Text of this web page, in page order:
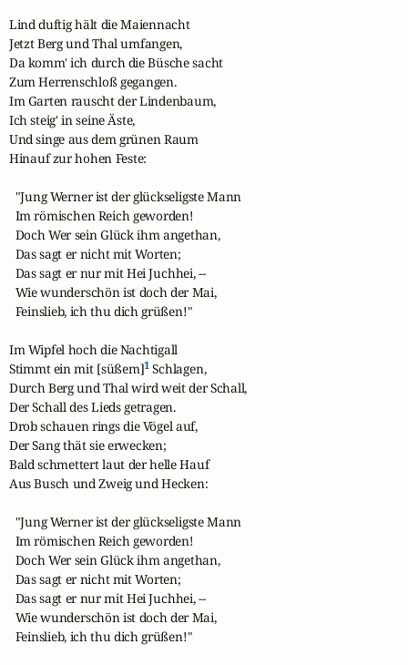
Lind duftig hält die Maiennacht
Jetzt Berg und Thal umfangen,
Da komm' ich durch die Büsche sacht
Zum Herrenschloß gegangen.
Im Garten rauscht der Lindenbaum,
Ich steig' in seine Äste,
Und singe aus dem grünen Raum
Hinauf zur hohen Feste:
  "Jung Werner ist der glückseligste Mann
  Im römischen Reich geworden!
  Doch Wer sein Glück ihm angethan,
  Das sagt er nicht mit Worten;
  Das sagt er nur mit Hei Juchhei, --
  Wie wunderschön ist doch der Mai,
  Feinslieb, ich thu dich grüßen!"
Im Wipfel hoch die Nachtigall
Stimmt ein mit [süßem]1 Schlagen,
Durch Berg und Thal wird weit der Schall,
Der Schall des Lieds getragen.
Drob schauen rings die Vögel auf,
Der Sang thät sie erwecken;
Bald schmettert laut der helle Hauf
Aus Busch und Zweig und Hecken:
  "Jung Werner ist der glückseligste Mann
  Im römischen Reich geworden!
  Doch Wer sein Glück ihm angethan,
  Das sagt er nicht mit Worten;
  Das sagt er nur mit Hei Juchhei, --
  Wie wunderschön ist doch der Mai,
  Feinslieb, ich thu dich grüßen!"